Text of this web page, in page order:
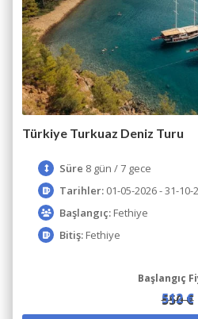
Türkiye Turkuaz Deniz Turu
Süre 8 gün / 7 gece
Tarihler: 01-05-2026 - 31-10-
Başlangıç: Fethiye
Bitiş: Fethiye
Başlangıç
550 €
512 €